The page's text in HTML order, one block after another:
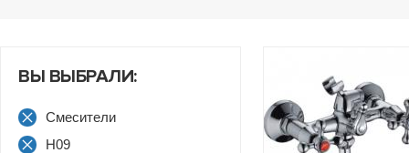
ВЫ ВЫБРАЛИ:
Смесители
H09